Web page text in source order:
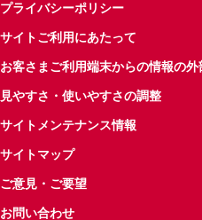
プライバシーポリシー
サイトご利用にあたって
お客さまご利用端末からの情報の
見やすさ・使いやすさの調整
サイトメンテナンス情報
サイトマップ
ご意見・ご要望
お問い合わせ